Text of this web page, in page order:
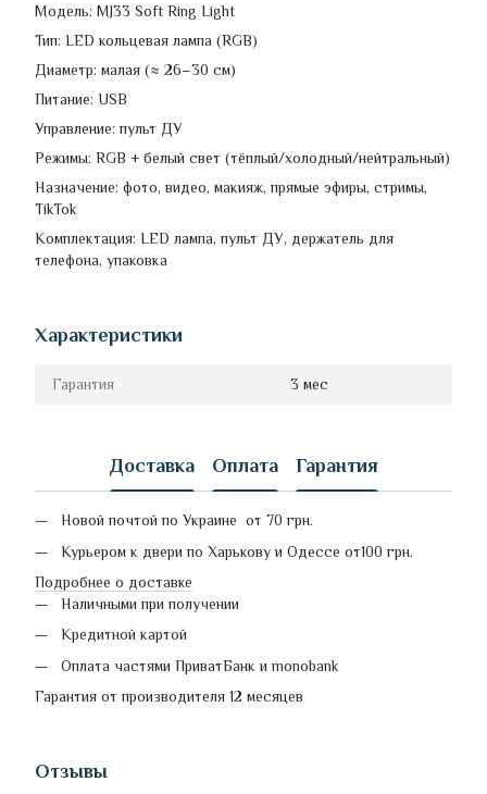
Модель: MJ33 Soft Ring Light
Тип: LED кольцевая лампа (RGB)
Диаметр: малая (≈ 26–30 см)
Питание: USB
Управление: пульт ДУ
Режимы: RGB + белый свет (тёплый/холодный/нейтральный)
Назначение: фото, видео, макияж, прямые эфиры, стримы,
TikTok
Комплектация: LED лампа, пульт ДУ, держатель для
телефона, упаковка
Характеристики
Гарантия 3 мес
Доставка Оплата Гарантия
Новой почтой по Украине от 70 грн.
Курьером к двери по Харькову и Одессе от100 грн.
Подробнее о доставке
Наличными при получении
Кредитной картой
Оплата частями ПриватБанк и monobank
Гарантия от производителя 12 месяцев
Отзывы